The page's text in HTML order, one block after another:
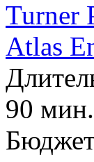
Turner
Atlas
90 мин.